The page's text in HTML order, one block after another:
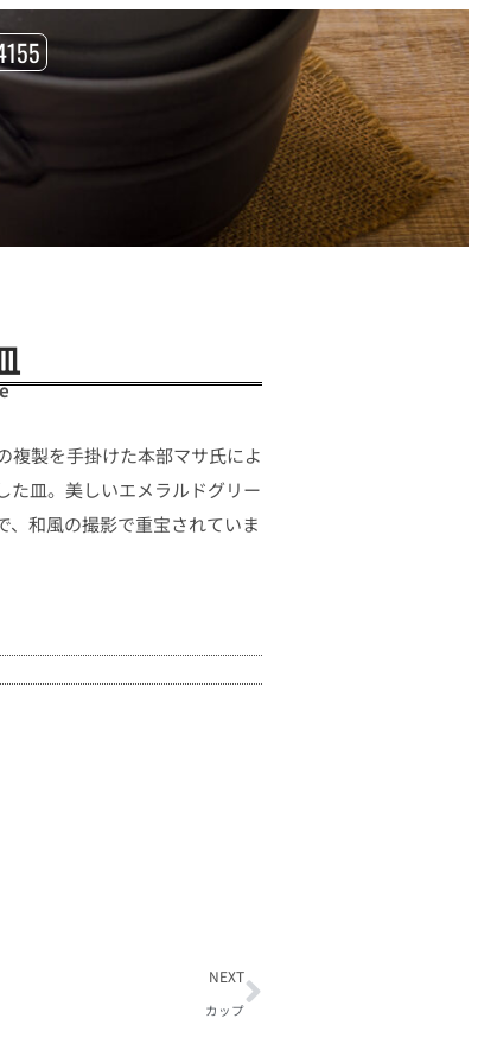
複製を手掛けた本部マサ氏によ
た皿。美しいエメラルドグリー
、和風の撮影で重宝されていま
NEXT
カップ